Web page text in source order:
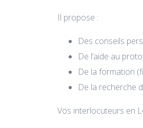
Il propose :
Des conseils
De l’aide au
De la formation
De la recherche
Vos interlocuteurs en